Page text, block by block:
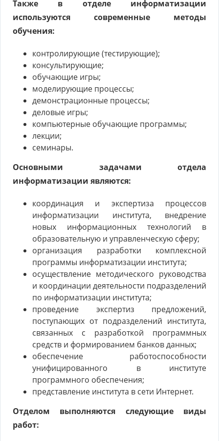
Также в отделе информатизации
используются современные методы
обучения:
контролирующие (тестирующие);
консультирующие;
обучающие игры;
моделирующие процессы;
демонстрационные процессы;
деловые игры;
компьютерные обучающие программы;
лекции;
семинары.
Основными задачами отдела
информатизации являются:
координация и экспертиза процессов
информатизации института, внедрение
новых информационных технологий в
образовательную и управленческую сферу;
организация разработки комплексной
программы информатизации института;
осуществление методического руководства
и координации деятельности подразделений
по информатизации института;
проведение экспертиз предложений,
поступающих от подразделений института,
связанных с разработкой программных
средств и формированием банков данных;
обеспечение работоспособности
унифицированного в институте
программного обеспечения;
представление института в сети Интернет.
Отделом выполняются следующие виды
работ: